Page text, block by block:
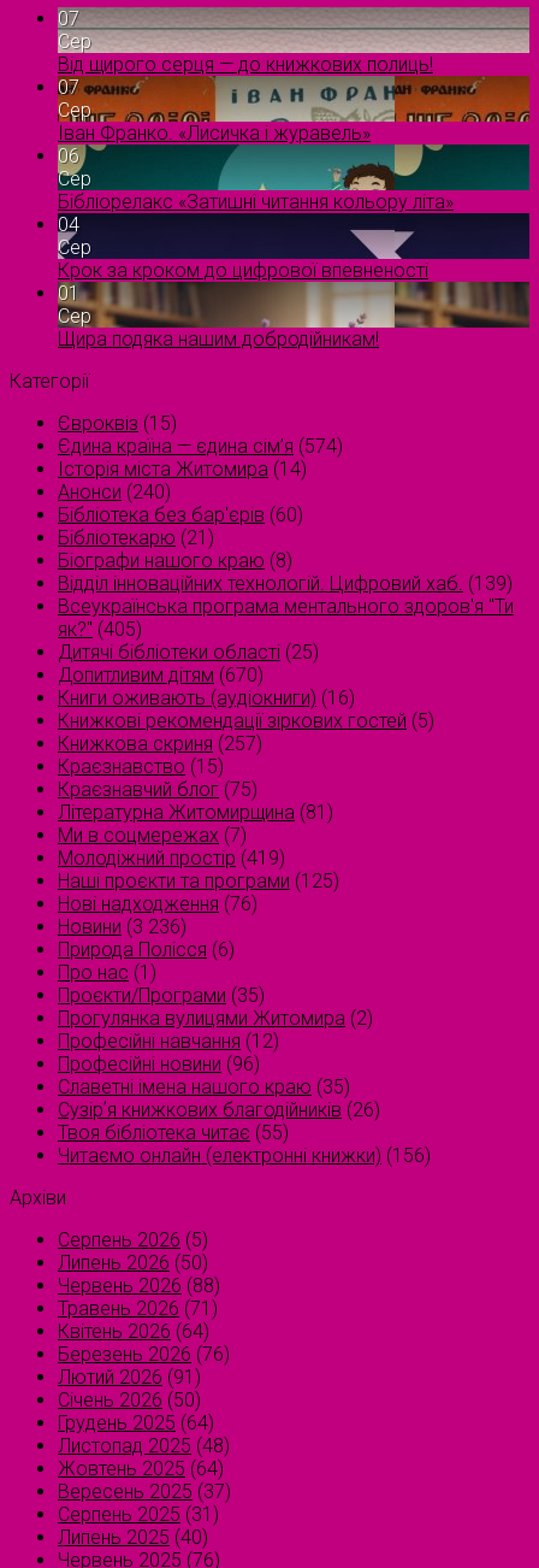
07
Сер
Від щирого серця — до книжкових полиць!
07
Сер
Іван Франко. «Лисичка і журавель»
06
Сер
Бібліорелакс «Затишні читання кольору літа»
04
Сер
Крок за кроком до цифрової впевненості
01
Сер
Щира подяка нашим добродійникам!
Категорії
Євроквіз (15)
Єдина країна — єдина сім’я (574)
Історія міста Житомира (14)
Анонси (240)
Бібліотека без бар'єрів (60)
Бібліотекарю (21)
Біографи нашого краю (8)
Відділ інноваційних технологій. Цифровий хаб. (139)
Всеукраїнська програма ментального здоров'я "Ти
як?" (405)
Дитячі бібліотеки області (25)
Допитливим дітям (670)
Книги оживають (аудіокниги) (16)
Книжкові рекомендації зіркових гостей (5)
Книжкова скриня (257)
Краєзнавство (15)
Краєзнавчий блог (75)
Літературна Житомирщина (81)
Ми в соцмережах (7)
Молодіжний простір (419)
Наші проєкти та програми (125)
Нові надходження (76)
Новини (3 236)
Природа Полісся (6)
Про нас (1)
Проєкти/Програми (35)
Прогулянка вулицями Житомира (2)
Професійні навчання (12)
Професійні новини (96)
Славетні імена нашого краю (35)
Сузірʼя книжкових благодійників (26)
Твоя бібліотека читає (55)
Читаємо онлайн (електронні книжки) (156)
Архіви
Серпень 2026 (5)
Липень 2026 (50)
Червень 2026 (88)
Травень 2026 (71)
Квітень 2026 (64)
Березень 2026 (76)
Лютий 2026 (91)
Січень 2026 (50)
Грудень 2025 (64)
Листопад 2025 (48)
Жовтень 2025 (64)
Вересень 2025 (37)
Серпень 2025 (31)
Липень 2025 (40)
Червень 2025 (76)